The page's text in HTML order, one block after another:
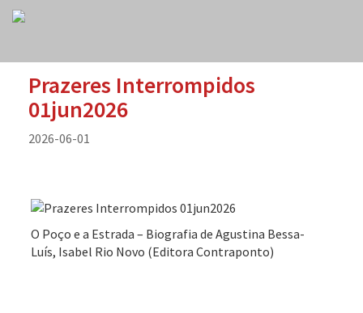
Prazeres Interrompidos
01jun2026
2026-06-01
O Poço e a Estrada – Biografia de Agustina Bessa-
Luís, Isabel Rio Novo (Editora Contraponto)